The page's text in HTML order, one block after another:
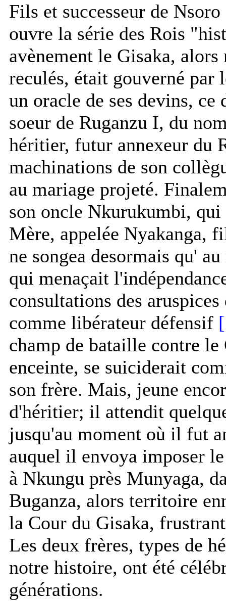
Fils et successeur de
ouvre la série des Rois
avènement le Gisaka,
reculés, était gouverné
un oracle de ses devins, ce
soeur de Ruganzu I, du
héritier, futur annexeur du
machinations de son
au mariage projeté.
son oncle Nkurukumbi, qui
Mère, appelée Nyakanga,
ne songea desormais qu'
qui menaçait
consultations des
comme libérateur défensif
champ de bataille contre le
enceinte, se suiciderait
son frère. Mais, jeune
d'héritier; il attendit
jusqu'au moment où il fut
auquel il envoya imposer
à Nkungu près Munyaga,
Buganza, alors territoire
la Cour du Gisaka,
Les deux frères, types de
notre histoire, ont été
générations.